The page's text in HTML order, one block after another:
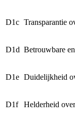
D1c Transparantie
D1d Betrouwbare
D1e Duidelijkheid
D1f Helderheid